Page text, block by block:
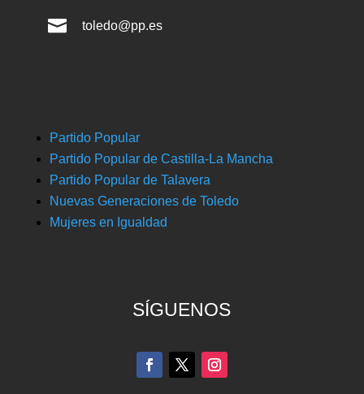
 toledo@pp.es
Partido Popular
Partido Popular de Castilla-La Mancha
Partido Popular de Talavera
Nuevas Generaciones de Toledo
Mujeres en Igualdad
SÍGUENOS